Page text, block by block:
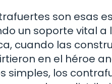
son esas
un soporte vital a
cuando las
en el héroe
simples, los